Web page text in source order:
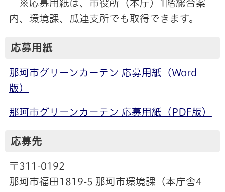
※応募用紙は、市役所（本庁）1階総合案
内、環境課、瓜連支所でも取得できます。
応募用紙
那珂市グリーンカーテン 応募用紙（Word
版）
那珂市グリーンカーテン 応募用紙（PDF版）
応募先
〒311-0192
那珂市福田1819-5 那珂市環境課（本庁舎4